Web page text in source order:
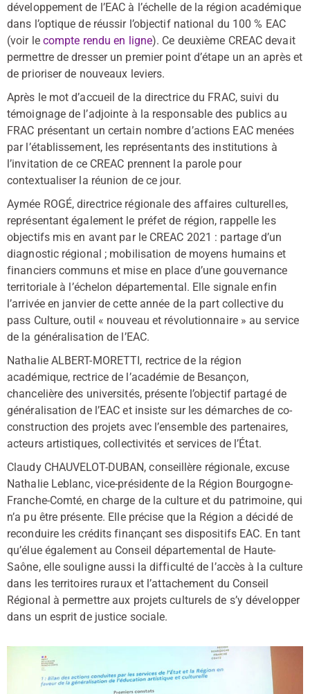
développement de l’EAC à l’échelle de la région académique
dans l’optique de réussir l’objectif national du 100 % EAC
(voir le compte rendu en ligne). Ce deuxième CREAC devait
permettre de dresser un premier point d’étape un an après et
de prioriser de nouveaux leviers.
Après le mot d’accueil de la directrice du FRAC, suivi du
témoignage de l’adjointe à la responsable des publics au
FRAC présentant un certain nombre d’actions EAC menées
par l’établissement, les représentants des institutions à
l’invitation de ce CREAC prennent la parole pour
contextualiser la réunion de ce jour.
Aymée ROGÉ, directrice régionale des affaires culturelles,
représentant également le préfet de région, rappelle les
objectifs mis en avant par le CREAC 2021 : partage d’un
diagnostic régional ; mobilisation de moyens humains et
financiers communs et mise en place d’une gouvernance
territoriale à l’échelon départemental. Elle signale enfin
l’arrivée en janvier de cette année de la part collective du
pass Culture, outil « nouveau et révolutionnaire » au service
de la généralisation de l’EAC.
Nathalie ALBERT-MORETTI, rectrice de la région
académique, rectrice de l’académie de Besançon,
chancelière des universités, présente l’objectif partagé de
généralisation de l’EAC et insiste sur les démarches de co-
construction des projets avec l’ensemble des partenaires,
acteurs artistiques, collectivités et services de l’État.
Claudy CHAUVELOT-DUBAN, conseillère régionale, excuse
Nathalie Leblanc, vice-présidente de la Région Bourgogne-
Franche-Comté, en charge de la culture et du patrimoine, qui
n’a pu être présente. Elle précise que la Région a décidé de
reconduire les crédits finançant ses dispositifs EAC. En tant
qu’élue également au Conseil départemental de Haute-
Saône, elle souligne aussi la difficulté de l’accès à la culture
dans les territoires ruraux et l’attachement du Conseil
Régional à permettre aux projets culturels de s’y développer
dans un esprit de justice sociale.